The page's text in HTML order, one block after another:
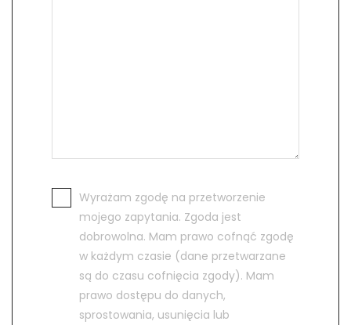
Wyrażam zgodę na przetworzenie
mojego zapytania. Zgoda jest
dobrowolna. Mam prawo cofnąć zgodę
w każdym czasie (dane przetwarzane
są do czasu cofnięcia zgody). Mam
prawo dostępu do danych,
sprostowania, usunięcia lub